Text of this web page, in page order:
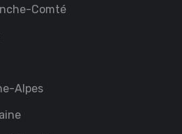
Comté
Alpes